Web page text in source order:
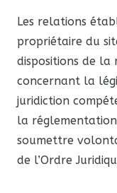
Les relations
propriétaire du
dispositions de
concernant la
juridiction
la
soumettre
de l’Ordre